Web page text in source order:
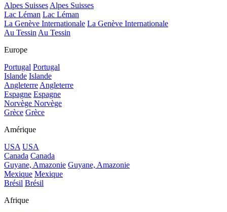
Alpes Suisses Alpes Suisses
Lac Léman Lac Léman
La Genève Internationale La Genève Internationale
Au Tessin Au Tessin
Europe
Portugal Portugal
Islande Islande
Angleterre Angleterre
Espagne Espagne
Norvège Norvège
Grèce Grèce
Amérique
USA USA
Canada Canada
Guyane, Amazonie Guyane, Amazonie
Mexique Mexique
Brésil Brésil
Afrique